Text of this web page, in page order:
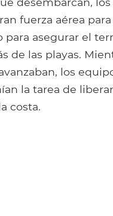
fuerza aérea
para asegurar el
de las playas.
los
la tarea de
costa.